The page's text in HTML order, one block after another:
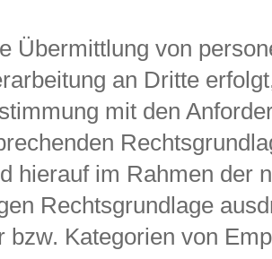
Übermittlung von
an Dritte
mit den
hierauf im Rahmen der
Rechtsgrundlage
bzw. Kategorien von